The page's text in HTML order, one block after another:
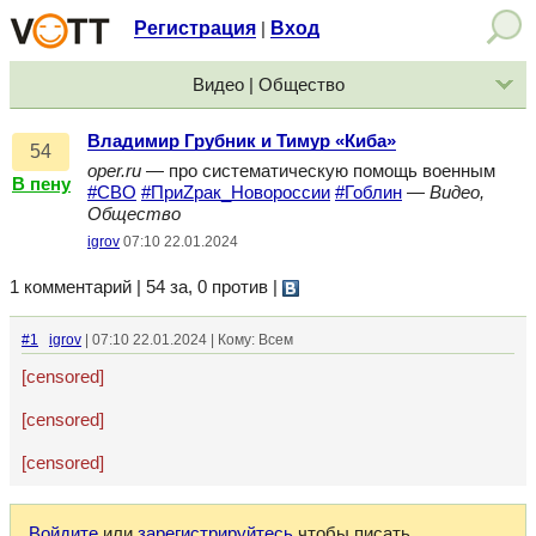
Регистрация Вход
Видео | Общество
54
В пену
Владимир Грубник и Тимур «Киба»
oper.ru — про систематическую помощь военным
#СВО #ПриZрак_Новороссии #Гоблин — Видео,
Общество
igrov 07:10 22.01.2024
1 комментарий | 54 за, 0 против
#1 igrov | 07:10 22.01.2024 | Кому: Всем
[censored]
[censored]
[censored]